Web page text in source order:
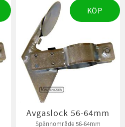
Avgaslock 56-64mm
Spännområde 56-64mm
KÖP